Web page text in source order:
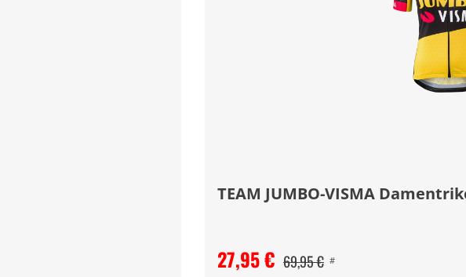
TEAM JUMBO-VISMA
27,95 € 69,95 € #